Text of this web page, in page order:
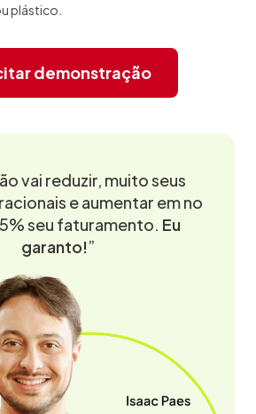
plástico.
demonstração
vai reduzir, muito seus
e aumentar em no
seu faturamento. Eu
garanto!”